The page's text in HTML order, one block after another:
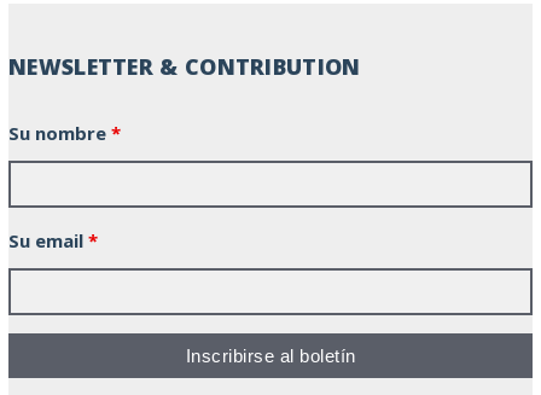
NEWSLETTER & CONTRIBUTION
Su nombre *
Su email *